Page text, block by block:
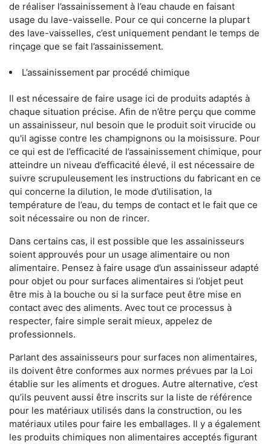
de réaliser l’assainissement à l’eau chaude en faisant
usage du lave-vaisselle. Pour ce qui concerne la plupart
des lave-vaisselles, c’est uniquement pendant le temps de
rinçage que se fait l’assainissement.
L’assainissement par procédé chimique
Il est nécessaire de faire usage ici de produits adaptés à
chaque situation précise. Afin de n’être perçu que comme
un assainisseur, nul besoin que le produit soit virucide ou
qu'il agisse contre les champignons ou la moisissure. Pour
ce qui est de l’efficacité de l’assainissement chimique, pour
atteindre un niveau d’efficacité élevé, il est nécessaire de
suivre scrupuleusement les instructions du fabricant en ce
qui concerne la dilution, le mode d’utilisation, la
température de l’eau, du temps de contact et le fait que ce
soit nécessaire ou non de rincer.
Dans certains cas, il est possible que les assainisseurs
soient approuvés pour un usage alimentaire ou non
alimentaire. Pensez à faire usage d’un assainisseur adapté
pour objet ou pour surfaces alimentaires si l’objet peut
être mis à la bouche ou si la surface peut être mise en
contact avec des aliments. Avec tout ce processus à
respecter, faire simple serait mieux, appelez de
professionnels.
Parlant des assainisseurs pour surfaces non alimentaires,
ils doivent être conformes aux normes prévues par la Loi
établie sur les aliments et drogues. Autre alternative, c’est
qu’ils peuvent aussi être inscrits sur la liste de référence
pour les matériaux utilisés dans la construction, ou les
matériaux utiles pour faire les emballages. Il y a également
les produits chimiques non alimentaires acceptés figurant